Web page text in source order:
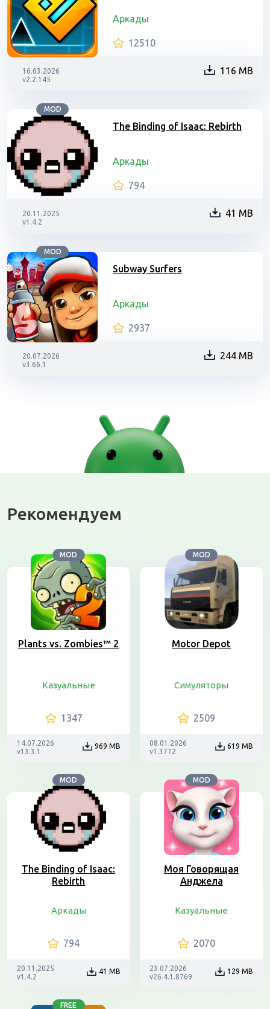
Аркады
12510
16.03.2026
v2.2.145
116 MB
MOD
The Binding of Isaac: Rebirth
Аркады
794
20.11.2025
v1.4.2
41 MB
MOD
Subway Surfers
Аркады
2937
20.07.2026
v3.66.1
244 MB
Рекомендуем
MOD
Plants vs. Zombies™ 2
Казуальные
1347
14.07.2026
v13.3.1
969 MB
MOD
Motor Depot
Симуляторы
2509
08.01.2026
v1.3772
619 MB
MOD
The Binding of Isaac:
Rebirth
Аркады
794
20.11.2025
v1.4.2
41 MB
MOD
Моя Говорящая
Анджела
Казуальные
2070
23.07.2026
v26.4.1.8769
129 MB
FREE